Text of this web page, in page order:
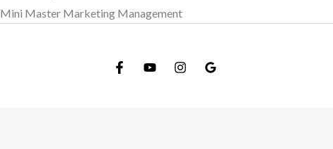
Mini Master Marketing Management